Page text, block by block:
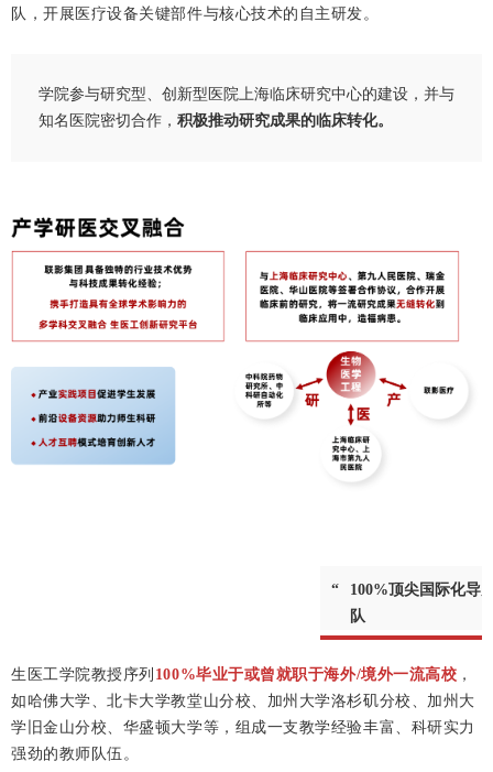
队，开展医疗设备关键部件与核心技术的自主研发。
学院参与研究型、创新型医院上海临床研究中心的建设，并与
知名医院密切合作， 积极推动研究成果的临床转化。
“
100%顶尖国际化导
队
生医工学院教授序列 100%毕业于或曾就职于海外/境外一流高校 ，
如哈佛大学、北卡大学教堂山分校、加州大学洛杉矶分校、加州大
学旧金山分校、华盛顿大学等，组成一支教学经验丰富、科研实力
强劲的教师队伍。